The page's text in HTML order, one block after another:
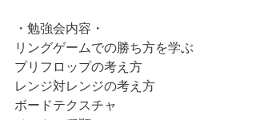
・勉強会内容・
リングゲームでの勝ち方を学ぶ
プリフロップの考え方
レンジ対レンジの考え方
ボードテクスチャ